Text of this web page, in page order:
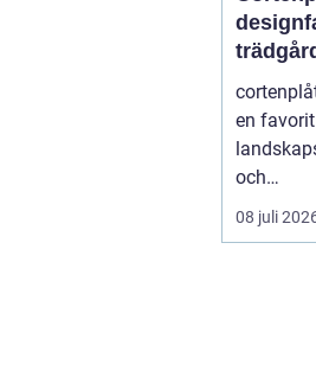
en
och
r. Det är
08 juli